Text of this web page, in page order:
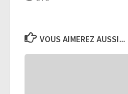
VOUS AIMEREZ AUSSI...